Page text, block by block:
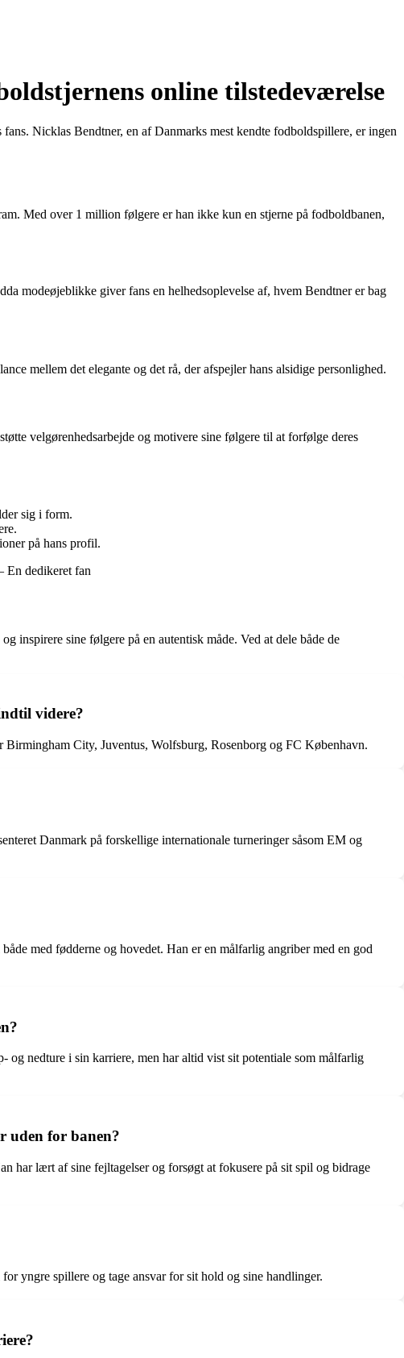
online tilstedeværelse
Nicklas Bendtner, en af Danmarks mest kendte fodboldspillere, er ingen
Med over 1 million følgere er han ikke kun en stjerne på fodboldbanen,
modeøjeblikke giver fans en helhedsoplevelse af, hvem Bendtner er bag
mellem det elegante og det rå, der afspejler hans alsidige personlighed.
velgørenhedsarbejde og motivere sine følgere til at forfølge deres
sig i form.
på hans profil.
En dedikeret fan
inspirere sine følgere på en autentisk måde. Ved at dele både de
videre?
City, Juventus, Wolfsburg, Rosenborg og FC København.
Danmark på forskellige internationale turneringer såsom EM og
med fødderne og hovedet. Han er en målfarlig angriber med en god
og nedture i sin karriere, men har altid vist sit potentiale som målfarlig
uden for banen?
har lært af sine fejltagelser og forsøgt at fokusere på sit spil og bidrage
yngre spillere og tage ansvar for sit hold og sine handlinger.